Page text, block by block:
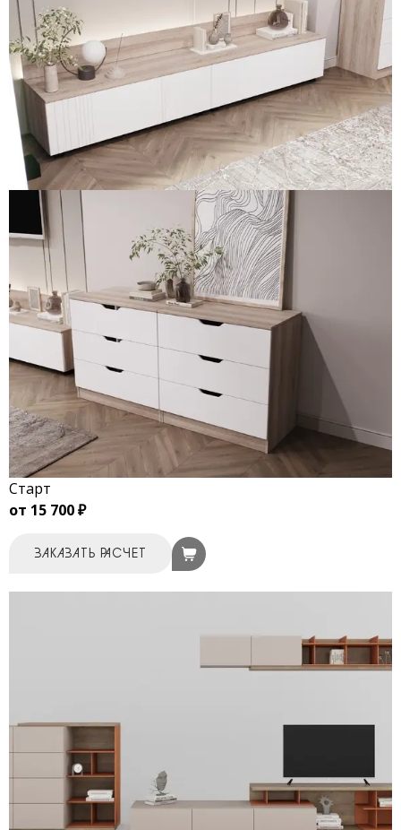
Старт
от 15 700 ₽
ЗАКАЗАТЬ РАСЧЕТ